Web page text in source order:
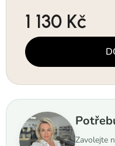
1 130 Kč
Měrná cena:
Zavolejte